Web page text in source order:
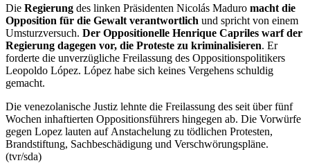
Die Regierung des linken Präsidenten Nicolás Maduro macht die
Opposition für die Gewalt verantwortlich und spricht von einem
Umsturzversuch. Der Oppositionelle Henrique Capriles warf der
Regierung dagegen vor, die Proteste zu kriminalisieren. Er
forderte die unverzügliche Freilassung des Oppositionspolitikers
Leopoldo López. López habe sich keines Vergehens schuldig
gemacht.
Die venezolanische Justiz lehnte die Freilassung des seit über fünf
Wochen inhaftierten Oppositionsführers hingegen ab. Die Vorwürfe
gegen Lopez lauten auf Anstachelung zu tödlichen Protesten,
Brandstiftung, Sachbeschädigung und Verschwörungspläne.
(tvr/sda)